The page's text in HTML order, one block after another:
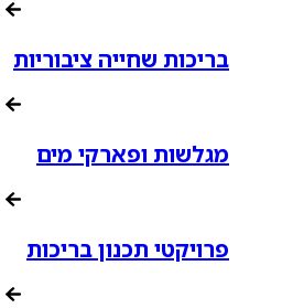
בריכות שחייה ציבוריות
מגלשות ופארקי מים
פרויקטי תכנון בריכות